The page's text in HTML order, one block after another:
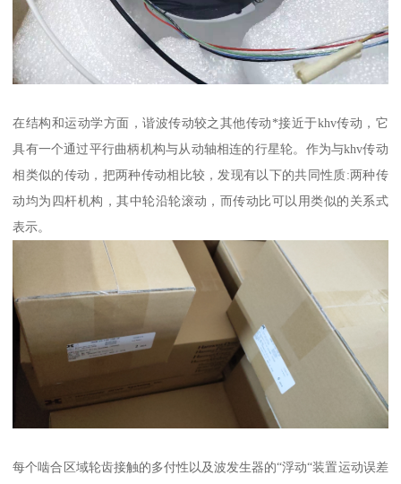
在结构和运动学方面，谐波传动较之其他传动*接近于khv传动，它
具有一个通过平行曲柄机构与从动轴相连的行星轮。作为与khv传动
相类似的传动，把两种传动相比较，发现有以下的共同性质:两种传
动均为四杆机构，其中轮沿轮滚动，而传动比可以用类似的关系式
表示。
每个啮合区域轮齿接触的多付性以及波发生器的“浮动“装置运动误差